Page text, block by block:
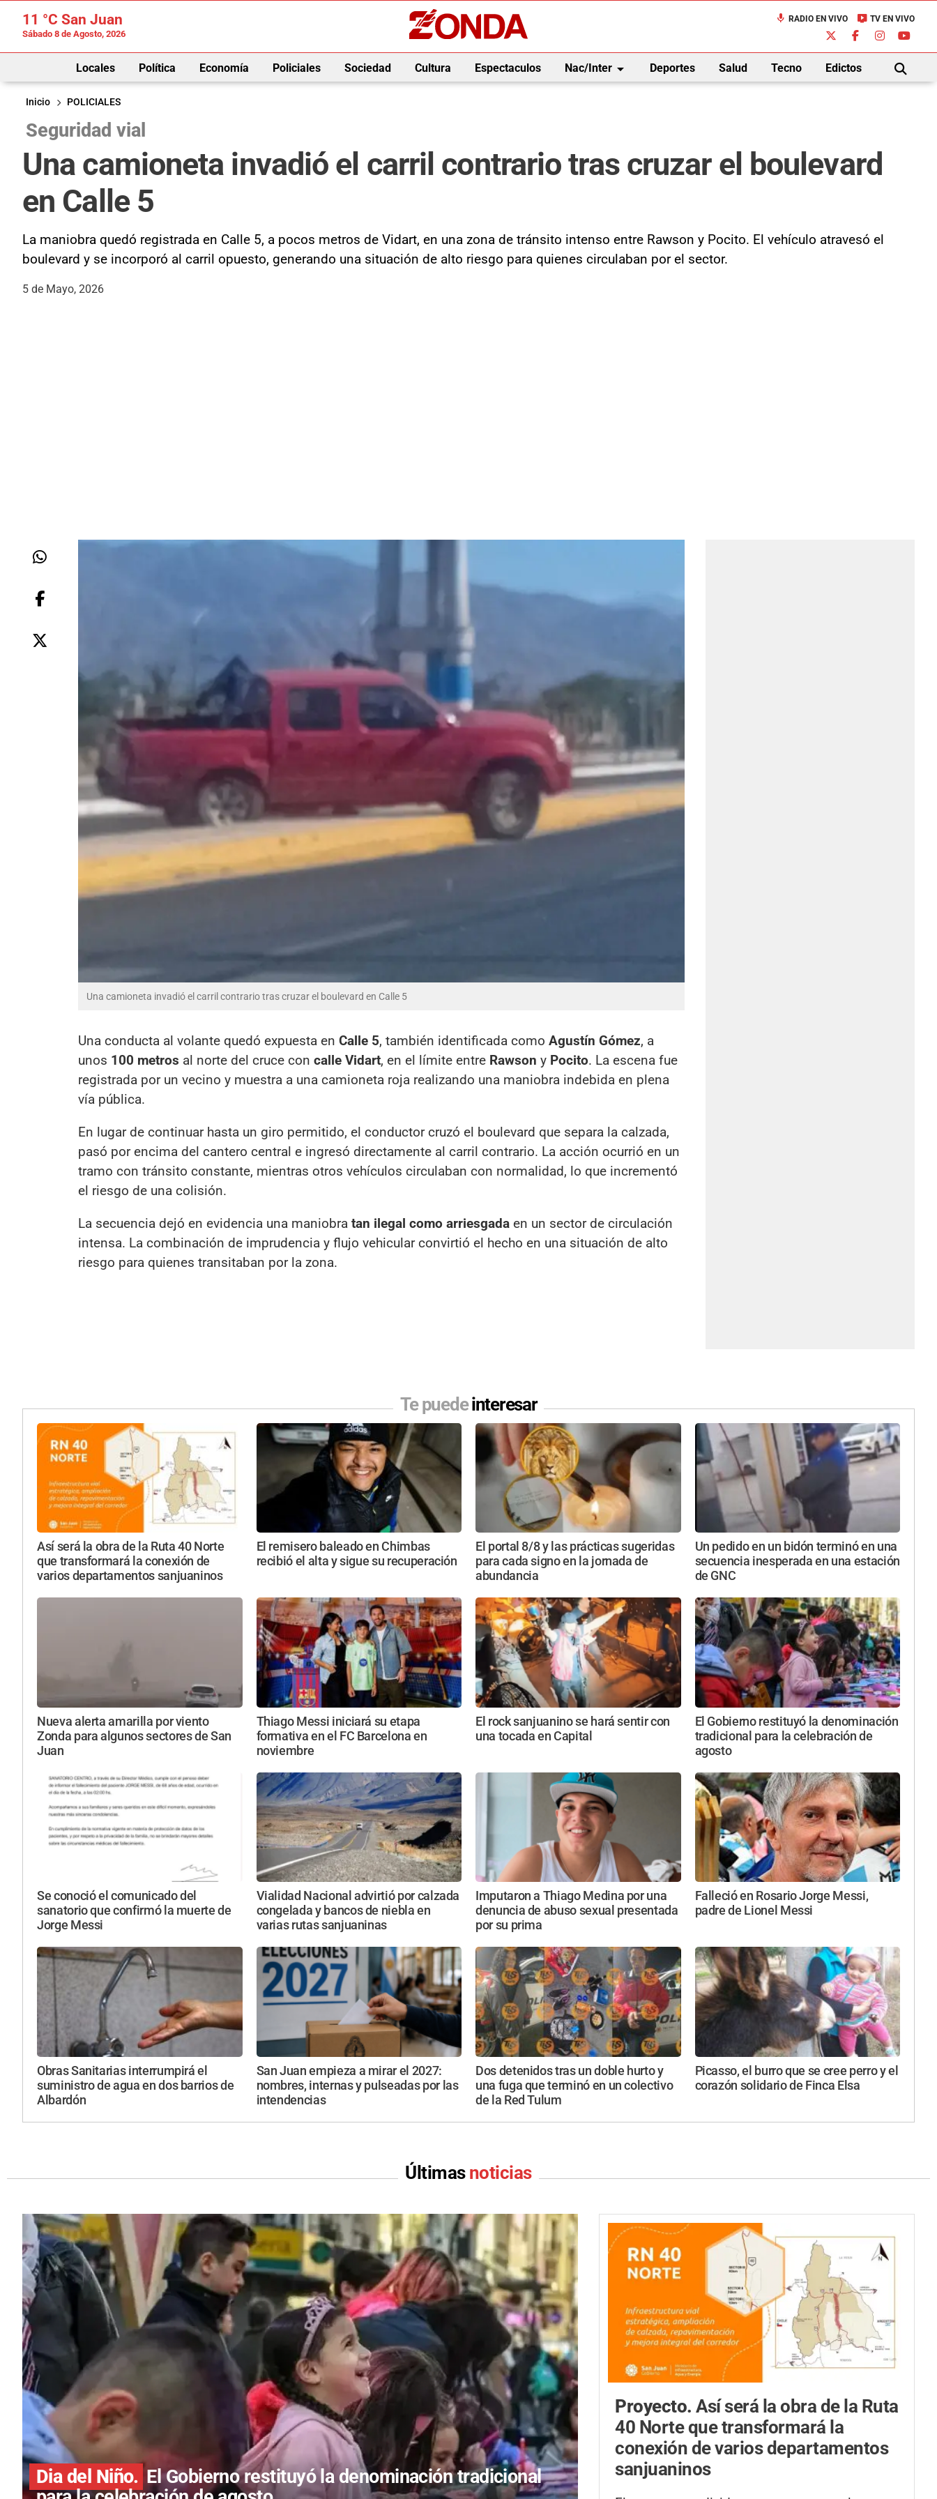
11 °C San Juan
Sábado 8 de Agosto, 2026
mic RADIO EN VIVO live_tv TV EN VIVO
Locales Política Economía Policiales Sociedad Cultura Espectaculos Nac/Interarrow_drop_down Deportes Salud Tecno Edictos
BUSCAR
Inicio
POLICIALES
Seguridad vial
Una camioneta invadió el carril contrario tras cruzar el boulevard
en Calle 5
La maniobra quedó registrada en Calle 5, a pocos metros de Vidart, en una zona de tránsito intenso entre Rawson y Pocito. El vehículo atravesó el
boulevard y se incorporó al carril opuesto, generando una situación de alto riesgo para quienes circulaban por el sector.
5 de Mayo, 2026
Una camioneta invadió el carril contrario tras cruzar el boulevard en Calle 5
Una conducta al volante quedó expuesta en Calle 5, también identificada como Agustín Gómez, a
unos 100 metros al norte del cruce con calle Vidart, en el límite entre Rawson y Pocito. La escena fue
registrada por un vecino y muestra a una camioneta roja realizando una maniobra indebida en plena
vía pública.
En lugar de continuar hasta un giro permitido, el conductor cruzó el boulevard que separa la calzada,
pasó por encima del cantero central e ingresó directamente al carril contrario. La acción ocurrió en un
tramo con tránsito constante, mientras otros vehículos circulaban con normalidad, lo que incrementó
el riesgo de una colisión.
La secuencia dejó en evidencia una maniobra tan ilegal como arriesgada en un sector de circulación
intensa. La combinación de imprudencia y flujo vehicular convirtió el hecho en una situación de alto
riesgo para quienes transitaban por la zona.
Te puedeinteresar
Así será la obra de la Ruta 40 Norte
que transformará la conexión de
varios departamentos sanjuaninos
El remisero baleado en Chimbas
recibió el alta y sigue su recuperación
El portal 8/8 y las prácticas sugeridas
para cada signo en la jornada de
abundancia
Un pedido en un bidón terminó en una
secuencia inesperada en una estación
de GNC
Nueva alerta amarilla por viento
Zonda para algunos sectores de San
Juan
Thiago Messi iniciará su etapa
formativa en el FC Barcelona en
noviembre
El rock sanjuanino se hará sentir con
una tocada en Capital
El Gobierno restituyó la denominación
tradicional para la celebración de
agosto
Se conoció el comunicado del
sanatorio que confirmó la muerte de
Jorge Messi
Vialidad Nacional advirtió por calzada
congelada y bancos de niebla en
varias rutas sanjuaninas
Imputaron a Thiago Medina por una
denuncia de abuso sexual presentada
por su prima
Falleció en Rosario Jorge Messi,
padre de Lionel Messi
Obras Sanitarias interrumpirá el
suministro de agua en dos barrios de
Albardón
San Juan empieza a mirar el 2027:
nombres, internas y pulseadas por las
intendencias
Dos detenidos tras un doble hurto y
una fuga que terminó en un colectivo
de la Red Tulum
Picasso, el burro que se cree perro y el
corazón solidario de Finca Elsa
Últimas noticias
Dia del Niño. El Gobierno restituyó la denominación tradicional
Proyecto.Así será la obra de la Ruta
40 Norte que transformará la
conexión de varios departamentos
sanjuaninos